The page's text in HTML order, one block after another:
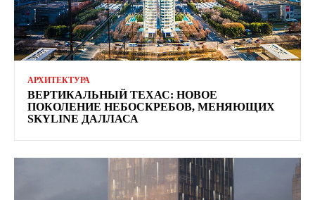
АРХИТЕКТУРА
ВЕРТИКАЛЬНЫЙ ТЕХАС: НОВОЕ
ПОКОЛЕНИЕ НЕБОСКРЕБОВ, МЕНЯЮЩИХ
SKYLINE ДАЛЛАСА